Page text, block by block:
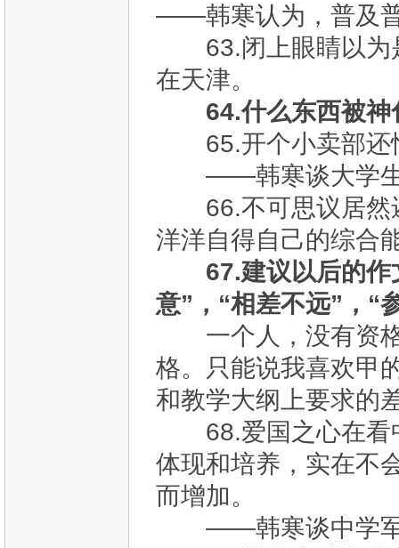
——韩寒认为，普及
63.闭上眼睛以为
在天津。
64.什么东西被
65.开个小卖部还
——韩寒谈大学生
66.不可思议居然
洋洋自得自己的综合
67.建议以后的
意”，“相差不远”，“
一个人，没有资格
格。只能说我喜欢甲
和教学大纲上要求的
68.爱国之心在看
体现和培养，实在不
而增加。
——韩寒谈中学军